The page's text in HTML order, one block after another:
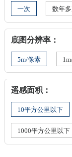
一次 数年
底图分辨率：
5m/像素
遥感面积：
10平方公里以下
1000平方公里以下